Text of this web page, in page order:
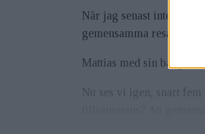
När jag senast
gemensamma resa i att
Mattias med sin
Nu ses vi igen, snart